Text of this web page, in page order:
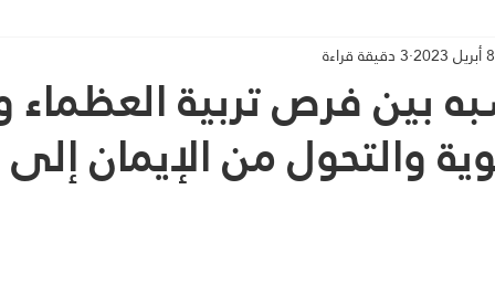
مقالات علمية
سلسلة مقالات هوية العالم
بين فرص تربية العظماء
والتحول من الإيمان إلى
8 أبريل 2023 3 دقيقة قراءة